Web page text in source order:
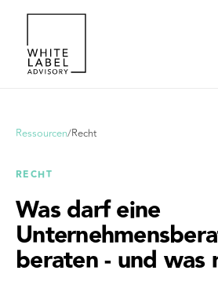
Ressourcen/Recht
RECHT
Was darf eine
beraten - und was